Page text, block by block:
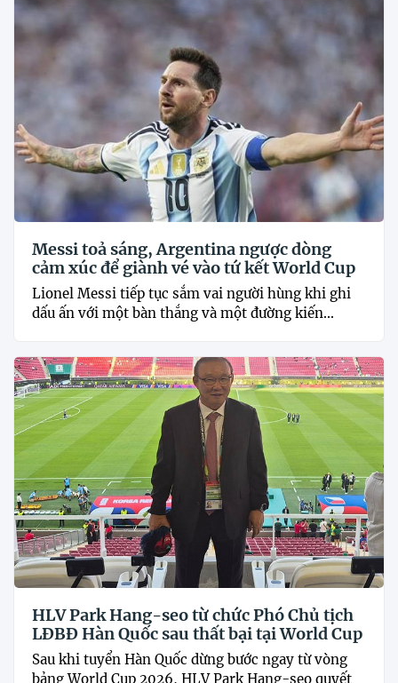
Messi toả sáng, Argentina ngược dòng
cảm xúc để giành vé vào tứ kết World Cup
Lionel Messi tiếp tục sắm vai người hùng khi ghi
dấu ấn với một bàn thắng và một đường kiến...
HLV Park Hang-seo từ chức Phó Chủ tịch
LĐBĐ Hàn Quốc sau thất bại tại World Cup
Sau khi tuyển Hàn Quốc dừng bước ngay từ vòng
bảng World Cup 2026, HLV Park Hang-seo quyết